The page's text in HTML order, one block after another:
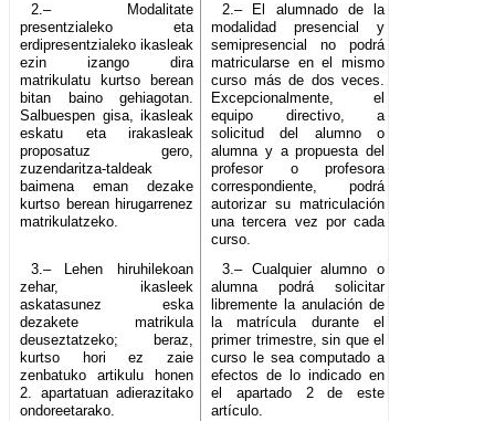
2.– Modalitate
presentzialeko eta
erdipresentzialeko ikasleak
ezin izango dira
matrikulatu kurtso berean
bitan baino gehiagotan.
Salbuespen gisa, ikasleak
eskatu eta irakasleak
proposatuz gero,
zuzendaritza-taldeak
baimena eman dezake
kurtso berean hirugarrenez
matrikulatzeko.
2.– El alumnado de la
modalidad presencial y
semipresencial no podrá
matricularse en el mismo
curso más de dos veces.
Excepcionalmente, el
equipo directivo, a
solicitud del alumno o
alumna y a propuesta del
profesor o profesora
correspondiente, podrá
autorizar su matriculación
una tercera vez por cada
curso.
3.– Lehen hiruhilekoan
zehar, ikasleek
askatasunez eska
dezakete matrikula
deuseztatzeko; beraz,
kurtso hori ez zaie
zenbatuko artikulu honen
2. apartatuan adierazitako
ondoreetarako.
3.– Cualquier alumno o
alumna podrá solicitar
libremente la anulación de
la matrícula durante el
primer trimestre, sin que el
curso le sea computado a
efectos de lo indicado en
el apartado 2 de este
artículo.